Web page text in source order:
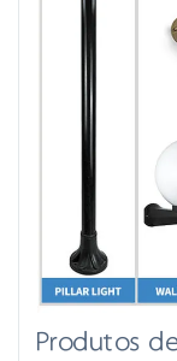
Produtos